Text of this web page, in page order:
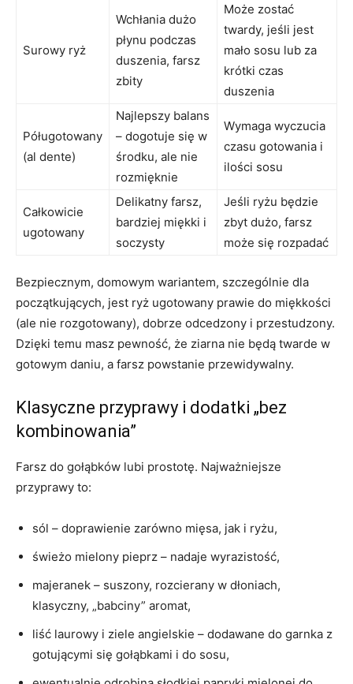
Surowy ryż
Wchłania dużo
płynu podczas
duszenia, farsz
zbity
Może zostać
twardy, jeśli jest
mało sosu lub za
krótki czas
duszenia
Póługotowany
(al dente)
Najlepszy balans
– dogotuje się w
środku, ale nie
rozmięknie
Wymaga wyczucia
czasu gotowania i
ilości sosu
Całkowicie
ugotowany
Delikatny farsz,
bardziej miękki i
soczysty
Jeśli ryżu będzie
zbyt dużo, farsz
może się rozpadać
Bezpiecznym, domowym wariantem, szczególnie dla
początkujących, jest ryż ugotowany prawie do miękkości
(ale nie rozgotowany), dobrze odcedzony i przestudzony.
Dzięki temu masz pewność, że ziarna nie będą twarde w
gotowym daniu, a farsz powstanie przewidywalny.
Klasyczne przyprawy i dodatki „bez
kombinowania”
Farsz do gołąbków lubi prostotę. Najważniejsze
przyprawy to:
sól – doprawienie zarówno mięsa, jak i ryżu,
świeżo mielony pieprz – nadaje wyrazistość,
majeranek – suszony, rozcierany w dłoniach,
klasyczny, „babciny” aromat,
liść laurowy i ziele angielskie – dodawane do garnka z
gotującymi się gołąbkami i do sosu,